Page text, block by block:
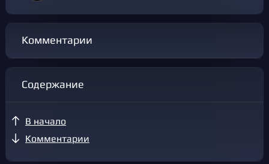
Комментарии
Содержание
В начало
Комментарии